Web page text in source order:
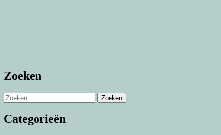
Zoeken
Zoeken
naar:
Categorieën